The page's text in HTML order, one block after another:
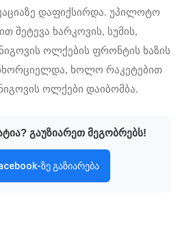
დაფიქსირდა. უპილოტო
შეტევა ხარკოვის, სუმის,
ოლქების ფრონტის ხაზის
ხოლო რაკეტებით
ოლქები დაიბომბა.
გაუზიარეთ მეგობრებს!
ზე გაზიარება